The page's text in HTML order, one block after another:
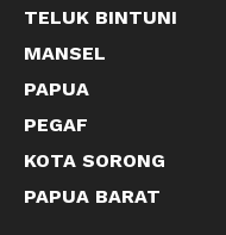
TELUK BINTUNI
MANSEL
PAPUA
PEGAF
KOTA SORONG
PAPUA BARAT